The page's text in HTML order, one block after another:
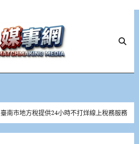
臺南市地方稅提供24小時不打烊線上稅務服務